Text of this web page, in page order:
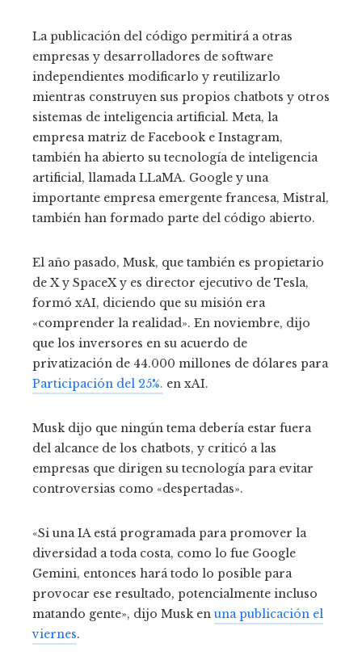
La publicación del código permitirá a otras
empresas y desarrolladores de software
independientes modificarlo y reutilizarlo
mientras construyen sus propios chatbots y otros
sistemas de inteligencia artificial. Meta, la
empresa matriz de Facebook e Instagram,
también ha abierto su tecnología de inteligencia
artificial, llamada LLaMA. Google y una
importante empresa emergente francesa, Mistral,
también han formado parte del código abierto.
El año pasado, Musk, que también es propietario
de X y SpaceX y es director ejecutivo de Tesla,
formó xAI, diciendo que su misión era
«comprender la realidad». En noviembre, dijo
que los inversores en su acuerdo de
privatización de 44.000 millones de dólares para
Participación del 25%. en xAI.
Musk dijo que ningún tema debería estar fuera
del alcance de los chatbots, y criticó a las
empresas que dirigen su tecnología para evitar
controversias como «despertadas».
«Si una IA está programada para promover la
diversidad a toda costa, como lo fue Google
Gemini, entonces hará todo lo posible para
provocar ese resultado, potencialmente incluso
matando gente», dijo Musk en una publicación el
viernes.